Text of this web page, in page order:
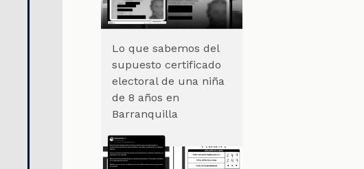
Lo que sabemos del
supuesto certificado
electoral de una niña
de 8 años en
Barranquilla